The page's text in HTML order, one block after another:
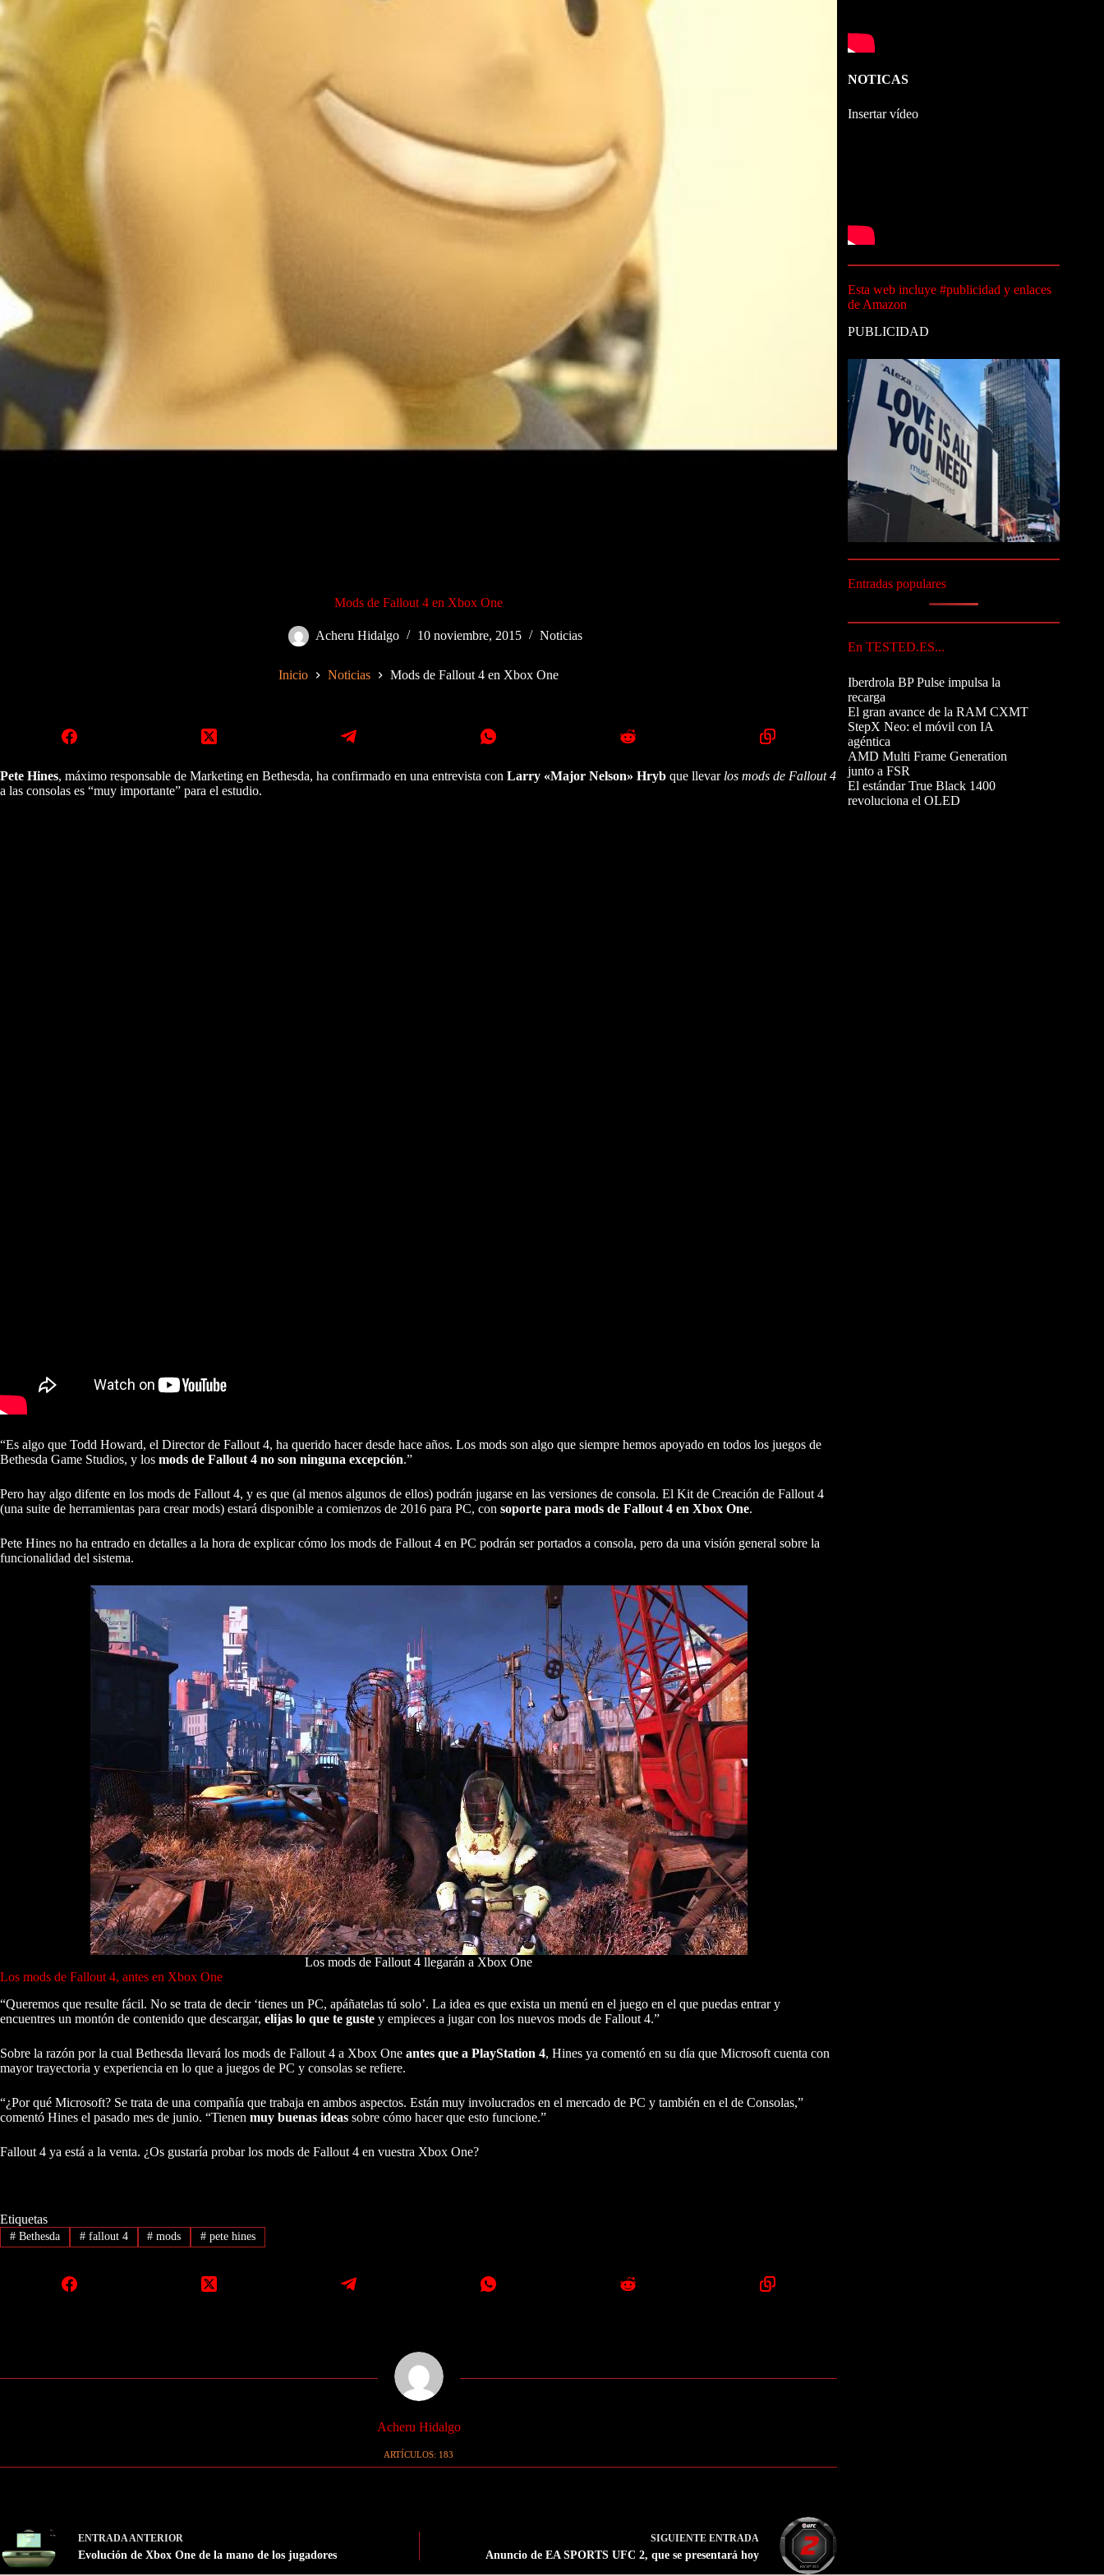
Mods de Fallout 4 en Xbox One
Acheru Hidalgo 10 noviembre, 2015 Noticias
Inicio Noticias Mods de Fallout 4 en Xbox One
Pete Hines, máximo responsable de Marketing en Bethesda, ha confirmado en una entrevista con Larry «Major Nelson» Hryb que llevar los mods de Fallout 4
a las consolas es “muy importante” para el estudio.
“Es algo que Todd Howard, el Director de Fallout 4, ha querido hacer desde hace años. Los mods son algo que siempre hemos apoyado en todos los juegos de
Bethesda Game Studios, y los mods de Fallout 4 no son ninguna excepción.”
Pero hay algo difente en los mods de Fallout 4, y es que (al menos algunos de ellos) podrán jugarse en las versiones de consola. El Kit de Creación de Fallout 4
(una suite de herramientas para crear mods) estará disponible a comienzos de 2016 para PC, con soporte para mods de Fallout 4 en Xbox One.
Pete Hines no ha entrado en detalles a la hora de explicar cómo los mods de Fallout 4 en PC podrán ser portados a consola, pero da una visión general sobre la
funcionalidad del sistema.
Los mods de Fallout 4 llegarán a Xbox One
Los mods de Fallout 4, antes en Xbox One
“Queremos que resulte fácil. No se trata de decir ‘tienes un PC, apáñatelas tú solo’. La idea es que exista un menú en el juego en el que puedas entrar y
encuentres un montón de contenido que descargar, elijas lo que te guste y empieces a jugar con los nuevos mods de Fallout 4.”
Sobre la razón por la cual Bethesda llevará los mods de Fallout 4 a Xbox One antes que a PlayStation 4, Hines ya comentó en su día que Microsoft cuenta con
mayor trayectoria y experiencia en lo que a juegos de PC y consolas se refiere.
“¿Por qué Microsoft? Se trata de una compañía que trabaja en ambos aspectos. Están muy involucrados en el mercado de PC y también en el de Consolas,”
comentó Hines el pasado mes de junio. “Tienen muy buenas ideas sobre cómo hacer que esto funcione.”
Fallout 4 ya está a la venta. ¿Os gustaría probar los mods de Fallout 4 en vuestra Xbox One?
Etiquetas
#Bethesda #fallout 4 # mods # pete hines
Acheru Hidalgo
ARTÍCULOS: 183
ENTRADAANTERIOR
Evolución de Xbox One de la mano de los jugadores
SIGUIENTEENTRADA
Anuncio de EA SPORTS UFC 2, que se presentará hoy
NOTICAS
Insertar vídeo
Esta web incluye #publicidad y enlaces
de Amazon
PUBLICIDAD
Entradas populares
En TESTED.ES...
Iberdrola BP Pulse impulsa la
recarga
El gran avance de la RAM CXMT
StepX Neo: el móvil con IA
agéntica
AMD Multi Frame Generation
junto a FSR
El estándar True Black 1400
revoluciona el OLED